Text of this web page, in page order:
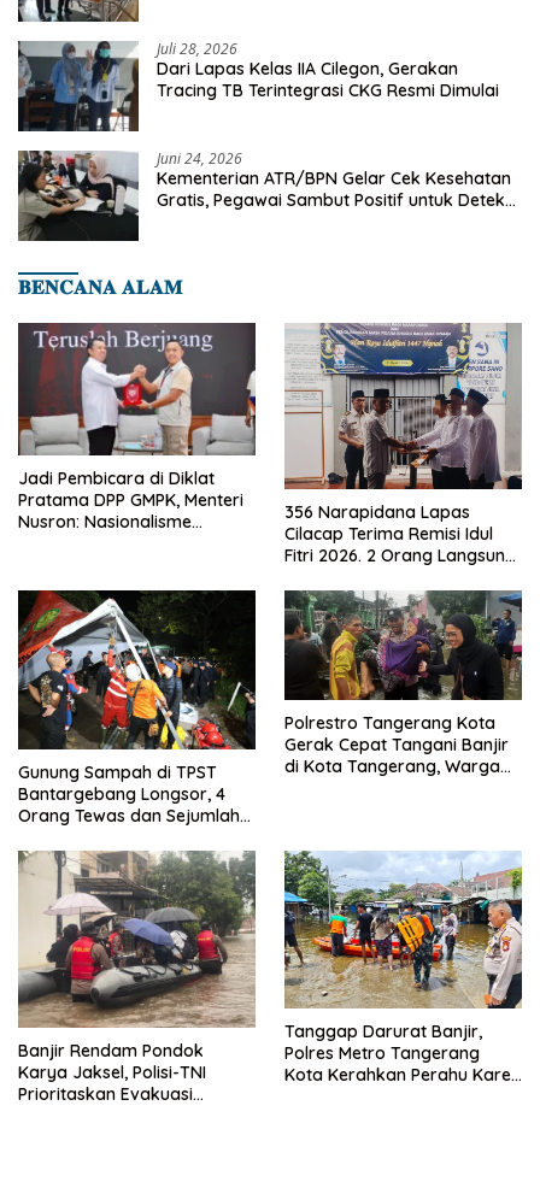
Juli 28, 2026
Dari Lapas Kelas IIA Cilegon, Gerakan
Tracing TB Terintegrasi CKG Resmi Dimulai
Juni 24, 2026
Kementerian ATR/BPN Gelar Cek Kesehatan
Gratis, Pegawai Sambut Positif untuk Deteksi
𝐁𝐄𝐍𝐂𝐀𝐍𝐀 𝐀𝐋𝐀𝐌
Jadi Pembicara di Diklat
Pratama DPP GMPK, Menteri
Nusron: Nasionalisme
356 Narapidana Lapas
Cilacap Terima Remisi Idul
Fitri 2026. 2 Orang Langsung
Gunung Sampah di TPST
Bantargebang Longsor, 4
Orang Tewas dan Sejumlah
Polrestro Tangerang Kota
Gerak Cepat Tangani Banjir
di Kota Tangerang, Warga
Banjir Rendam Pondok
Karya Jaksel, Polisi-TNI
Prioritaskan Evakuasi
Tanggap Darurat Banjir,
Polres Metro Tangerang
Kota Kerahkan Perahu Karet